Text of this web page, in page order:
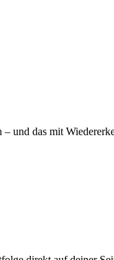
und das mit